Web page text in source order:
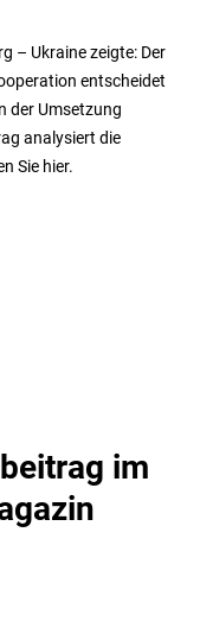
– Ukraine zeigte: Der
entscheidet
der Umsetzung
analysiert die
Sie hier.
im